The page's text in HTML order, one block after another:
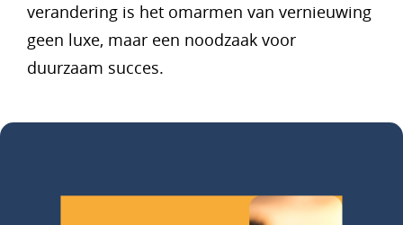
verandering is het omarmen van vernieuwing
geen luxe, maar een noodzaak voor
duurzaam succes.